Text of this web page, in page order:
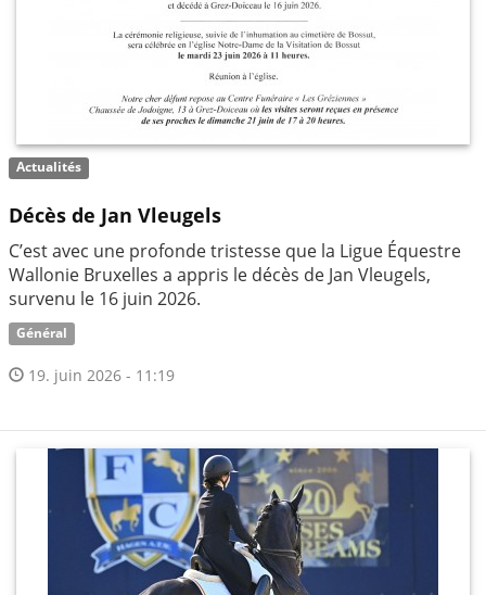
Actualités
Décès de Jan Vleugels
C’est avec une profonde tristesse que la Ligue Équestre
Wallonie Bruxelles a appris le décès de Jan Vleugels,
survenu le 16 juin 2026.
Général
19. juin 2026 - 11:19